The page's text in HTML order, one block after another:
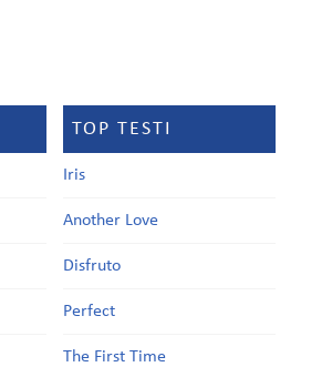
TOP TESTI
Iris
Another Love
Disfruto
Perfect
The First Time